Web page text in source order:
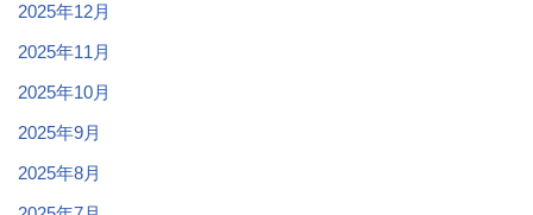
2025年12月
2025年11月
2025年10月
2025年9月
2025年8月